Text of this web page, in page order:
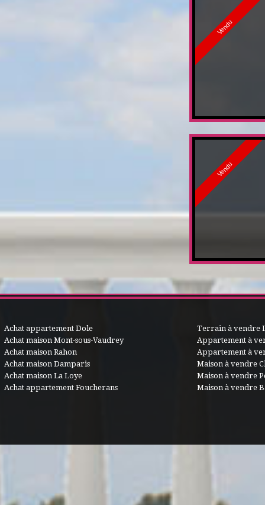
Vendu
Vendu
Achat appartement Dole
Achat maison Mont-sous-Vaudrey
Achat maison Rahon
Achat maison Damparis
Achat maison La Loye
Achat appartement Foucherans
Terrain à vendre
Appartement à
Appartement à
Maison à vendre
Maison à vendre
Maison à vendre